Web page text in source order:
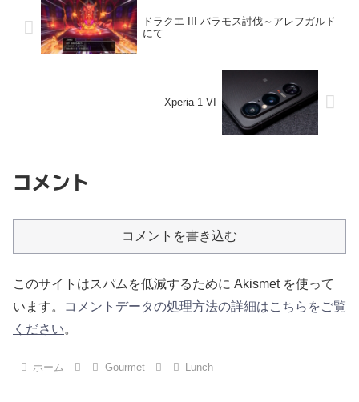
ドラクエ III バラモス討伐～アレフガルド
にて
Xperia 1 VI
コメント
コメントを書き込む
このサイトはスパムを低減するために Akismet を使って
います。
コメントデータの処理方法の詳細はこちらをご覧
ください。
ホーム Gourmet Lunch